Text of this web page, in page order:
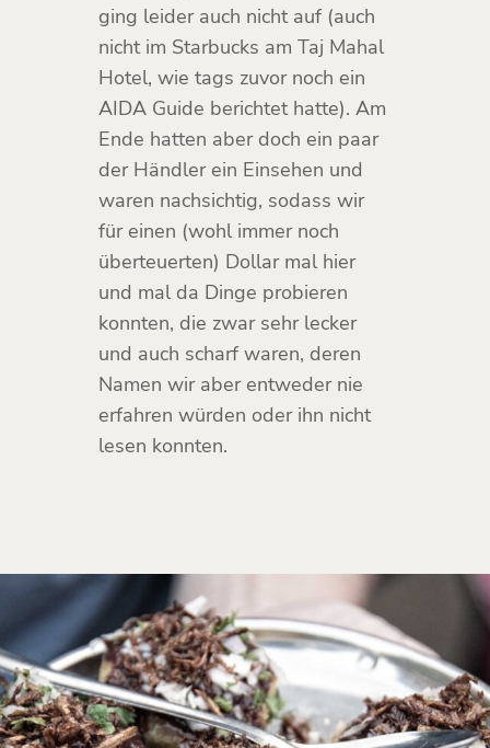
ging leider auch nicht auf (auch
nicht im Starbucks am Taj Mahal
Hotel, wie tags zuvor noch ein
AIDA Guide berichtet hatte). Am
Ende hatten aber doch ein paar
der Händler ein Einsehen und
waren nachsichtig, sodass wir
für einen (wohl immer noch
überteuerten) Dollar mal hier
und mal da Dinge probieren
konnten, die zwar sehr lecker
und auch scharf waren, deren
Namen wir aber entweder nie
erfahren würden oder ihn nicht
lesen konnten.